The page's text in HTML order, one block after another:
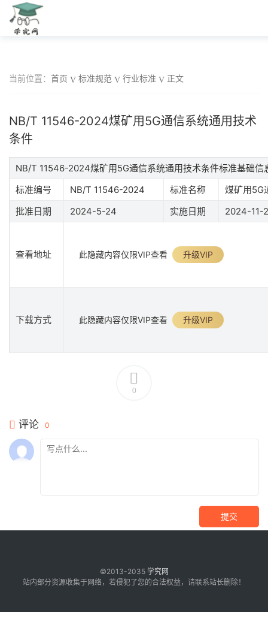
当前位置： 首页 标准规范 行业标准 正文
NB/T 11546-2024煤矿用5G通信系统通用技术
条件
NB/T 11546-2024煤矿用5G通信系统通用技术条件标准基础信
标准编号
NB/T 11546-2024 标准名称
煤矿用5G
批准日期
2024-5-24 实施日期 2024-11-
查看地址 此隐藏内容仅限VIP查看 升级VIP
下载方式 此隐藏内容仅限VIP查看 升级VIP
0
评论 0
提交
©2013-2035 学究网
站内部分资源收集于网络，若侵犯了您的合法权益，请联系站长删除！